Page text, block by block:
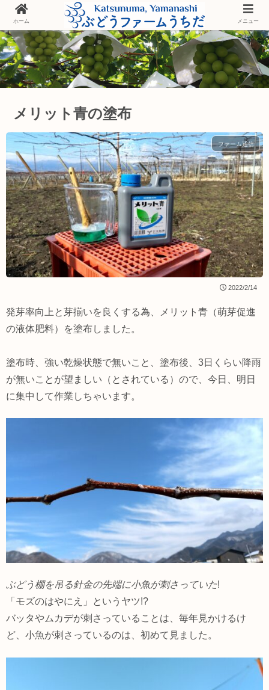
メリット青の塗布
ファーム通信
2022/2/14
発芽率向上と芽揃いを良くする為、メリット青（萌芽促進
の液体肥料）を塗布しました。
塗布時、強い乾燥状態で無いこと、塗布後、3日くらい降雨
が無いことが望ましい（とされている）ので、今日、明日
に集中して作業しちゃいます。
ぶどう棚を吊る針金の先端に小魚が刺さっていた!
「モズのはやにえ」というヤツ!?
バッタやムカデが刺さっていることは、毎年見かけるけ
ど、小魚が刺さっているのは、初めて見ました。
ホーム メニュー